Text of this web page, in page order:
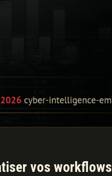
vos workflows